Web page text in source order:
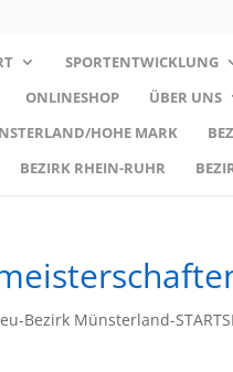
SPORTENTWICKLUNG
ONLINESHOP ÜBER UNS
HOHE MARK
BEZIRK RHEIN-RUHR
Bezirk Münsterland-